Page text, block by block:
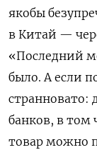
якобы
в Китай —
«Последний
было. А если
странновато:
банков, в том
товар можно